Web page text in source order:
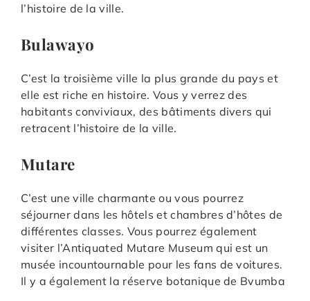
l’histoire de la ville.
Bulawayo
C’est la troisième ville la plus grande du pays et
elle est riche en histoire. Vous y verrez des
habitants conviviaux, des bâtiments divers qui
retracent l’histoire de la ville.
Mutare
C’est une ville charmante ou vous pourrez
séjourner dans les hôtels et chambres d’hôtes de
différentes classes. Vous pourrez également
visiter l’Antiquated Mutare Museum qui est un
musée incountournable pour les fans de voitures.
Il y a également la réserve botanique de Bvumba